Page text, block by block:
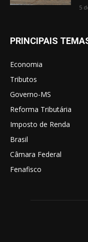
5
PRINCIPAIS
Economia
Tributos
Governo-MS
Reforma Tributária
Imposto de Renda
Brasil
Câmara Federal
Fenafisco